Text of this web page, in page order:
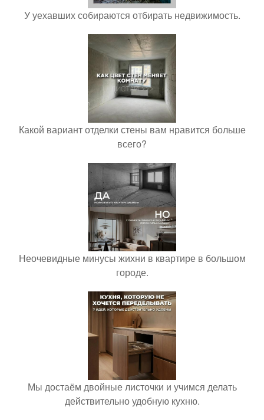
У уехавших собираются отбирать недвижимость.
Какой вариант отделки стены вам нравится больше
всего?
Неочевидные минусы жихни в квартире в большом
городе.
Мы достаём двойные листочки и учимся делать
действительно удобную кухню.